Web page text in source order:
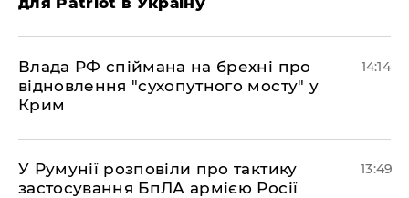
Влада РФ спіймана на брехні про
відновлення "сухопутного мосту" у
Крим
14:14
У Румунії розповіли про тактику
застосування БпЛА армією Росії
13:49